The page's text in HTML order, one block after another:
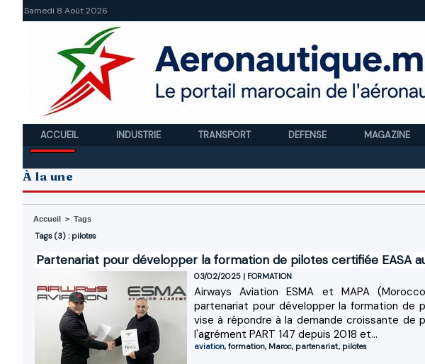
Samedi 8 Août 2026
ACCUEIL INDUSTRIE TRANSPORT DEFENSE MAGAZINE
À la une
Accueil > Tags
Tags (3) : pilotes
Partenariat pour développer la formation de pilotes certifiée EASA
03/02/2025 | FORMATION
Airways Aviation ESMA et MAPA
partenariat pour développer la formation de
vise à répondre à la demande croissante de
l'agrément PART 147 depuis 2018 et...
aviation, formation, Maroc, partenariat, pilotes